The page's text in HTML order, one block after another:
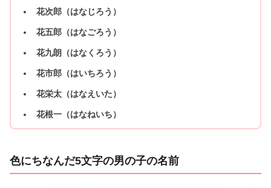
花次郎（はなじろう）
花五郎（はなごろう）
花九朗（はなくろう）
花市郎（はいちろう）
花栄太（はなえいた）
花根一（はなねいち）
色にちなんだ5文字の男の子の名前